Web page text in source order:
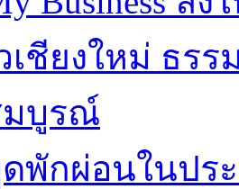
เชียงใหม่ ธร
บูรณ์
พักผ่อนในประ